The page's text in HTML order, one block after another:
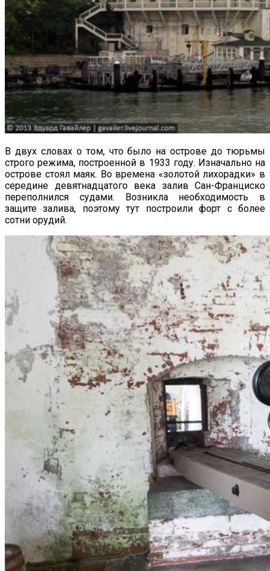
В двух словах о том, что было на острове до тюрьмы
строго режима, построенной в 1933 году. Изначально на
острове стоял маяк. Во времена «золотой лихорадки» в
середине девятнадцатого века залив Сан-Франциско
переполнился судами. Возникла необходимость в
защите залива, поэтому тут построили форт с более
сотни орудий.